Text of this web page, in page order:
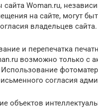
сайта Woman.ru,
на сайте, могут
владельцев сайта.
и перепечатка
возможно только с
Использование
согласия
объектов